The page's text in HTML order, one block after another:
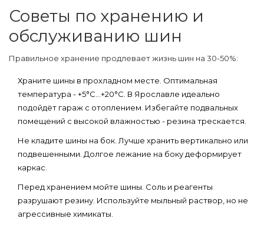
Советы по хранению и
обслуживанию шин
Правильное хранение продлевает жизнь шин на 30-50%:
Храните шины в прохладном месте. Оптимальная
температура - +5°C…+20°C. В Ярославле идеально
подойдёт гараж с отоплением. Избегайте подвальных
помещений с высокой влажностью - резина трескается.
Не кладите шины на бок. Лучше хранить вертикально или
подвешенными. Долгое лежание на боку деформирует
каркас.
Перед хранением мойте шины. Соль и реагенты
разрушают резину. Используйте мыльный раствор, но не
агрессивные химикаты.